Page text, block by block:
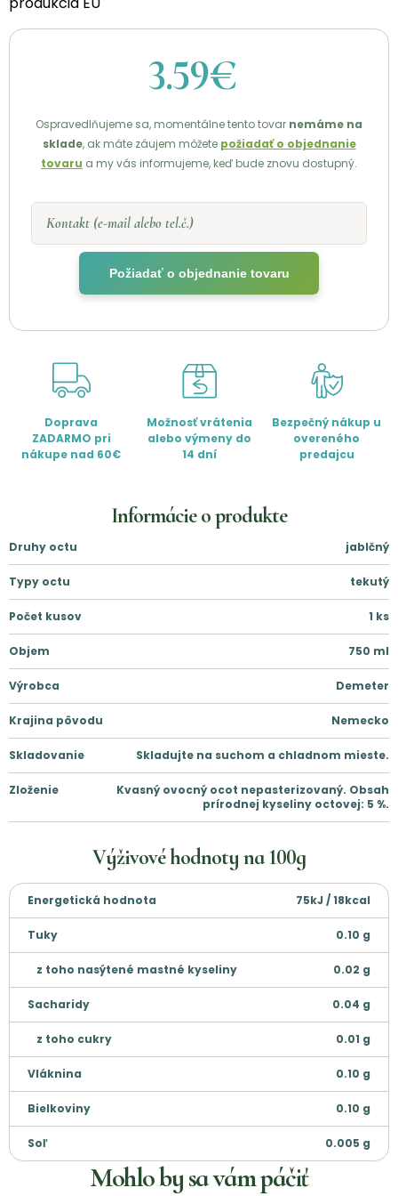
3.59€
Ospravedlňujeme sa, momentálne tento tovar nemáme na
sklade, ak máte záujem môžete požiadať o objednanie
tovaru a my vás informujeme, keď bude znovu dostupný.
Kontakt (e-mail alebo tel.č.)
Požiadať o objednanie tovaru
Doprava
ZADARMO pri
nákupe nad 60€
Možnosť vrátenia
alebo výmeny do
14 dní
Bezpečný nákup u
overeného
predajcu
Informácie o produkte
Druhy octu jablčný
Typy octu tekutý
Počet kusov 1 ks
Objem 750 ml
Výrobca Demeter
Krajina pôvodu Nemecko
Skladovanie Skladujte na suchom a chladnom mieste.
Zloženie
Kvasný ovocný ocot nepasterizovaný. Obsah
prírodnej kyseliny octovej: 5 %.
Výživové hodnoty na100g
Energetická hodnota 75kJ / 18kcal
Tuky 0.10 g
z toho nasýtené mastné kyseliny 0.02 g
Sacharidy 0.04 g
z toho cukry 0.01 g
Vláknina 0.10 g
Bielkoviny 0.10 g
Soľ 0.005 g
Mohlo by sa vám páčiť